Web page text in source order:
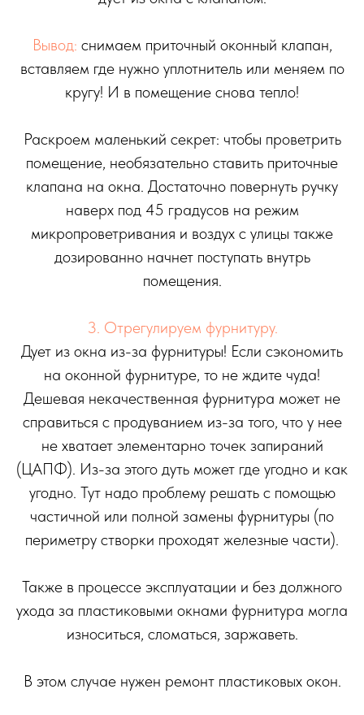
Вывод: снимаем приточный оконный клапан,
вставляем где нужно уплотнитель или меняем по
кругу! И в помещение снова тепло!
Раскроем маленький секрет: чтобы проветрить
помещение, необязательно ставить приточные
клапана на окна. Достаточно повернуть ручку
наверх под 45 градусов на режим
микропроветривания и воздух с улицы также
дозированно начнет поступать внутрь
помещения.
3. Отрегулируем фурнитуру.
Дует из окна из-за фурнитуры! Если сэкономить
на оконной фурнитуре, то не ждите чуда!
Дешевая некачественная фурнитура может не
справиться с продуванием из-за того, что у нее
не хватает элементарно точек запираний
(ЦАПФ). Из-за этого дуть может где угодно и как
угодно. Тут надо проблему решать с помощью
частичной или полной замены фурнитуры (по
периметру створки проходят железные части).
Также в процессе эксплуатации и без должного
ухода за пластиковыми окнами фурнитура могла
износиться, сломаться, заржаветь.
В этом случае нужен ремонт пластиковых окон.